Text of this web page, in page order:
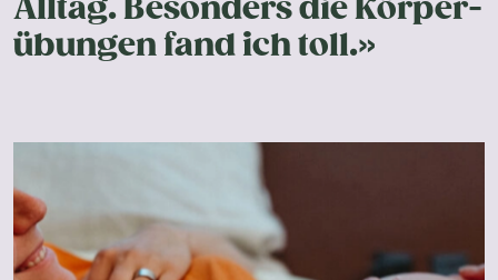
Alltag. Besonders die Körper-
übungen fand ich toll.»